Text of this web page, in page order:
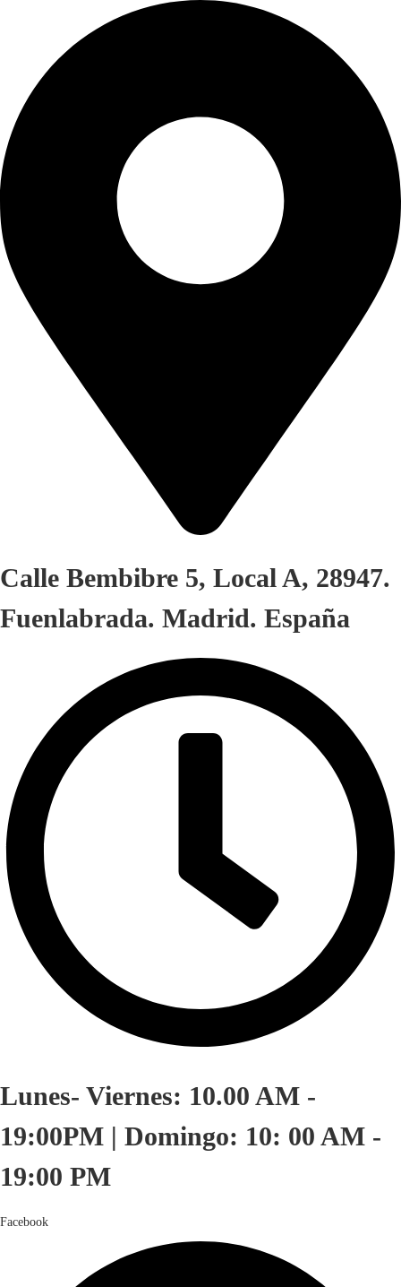
Calle Bembibre 5, Local A, 28947.
Fuenlabrada. Madrid. España
Lunes- Viernes: 10.00 AM -
19:00PM | Domingo: 10: 00 AM -
19:00 PM
Facebook